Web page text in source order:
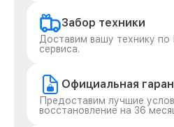
Забор техники
Доставим вашу технику по
сервиса.
Официальная
Предоставим лучшие
восстановление на 36